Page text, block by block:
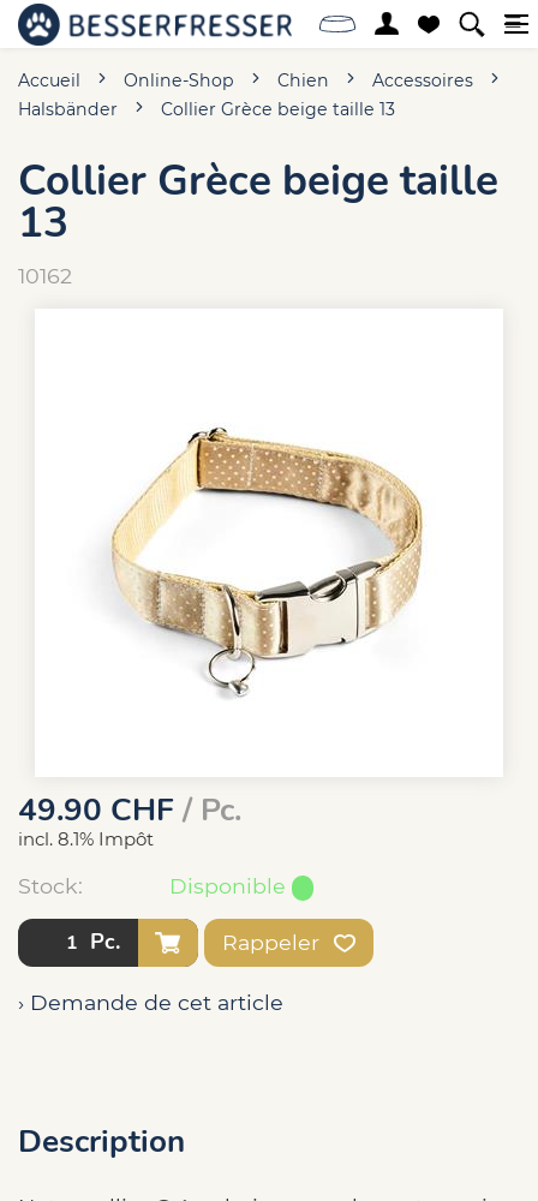
Accueil Online-Shop Chien
Accessoires
Halsbänder
Collier Grèce beige taille 13
Collier Grèce beige taille
13
10162
49.90 CHF/ Pc.
incl. 8.1% Impôt
Stock: Disponible
Pc. Rappeler
› Demande de cet article
Description